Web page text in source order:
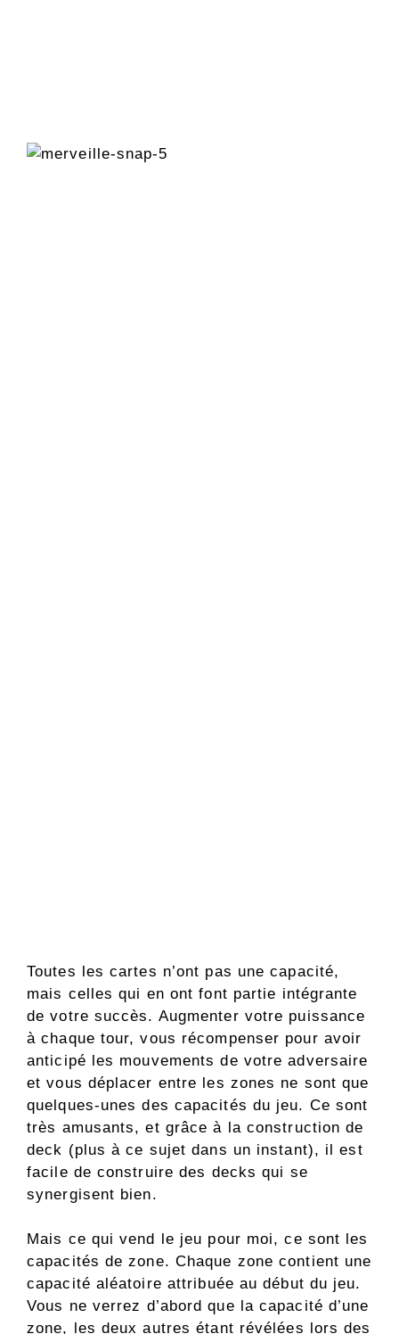
Toutes les cartes n’ont pas une capacité,
mais celles qui en ont font partie intégrante
de votre succès. Augmenter votre puissance
à chaque tour, vous récompenser pour avoir
anticipé les mouvements de votre adversaire
et vous déplacer entre les zones ne sont que
quelques-unes des capacités du jeu. Ce sont
très amusants, et grâce à la construction de
deck (plus à ce sujet dans un instant), il est
facile de construire des decks qui se
synergisent bien.
Mais ce qui vend le jeu pour moi, ce sont les
capacités de zone. Chaque zone contient une
capacité aléatoire attribuée au début du jeu.
Vous ne verrez d’abord que la capacité d’une
zone, les deux autres étant révélées lors des